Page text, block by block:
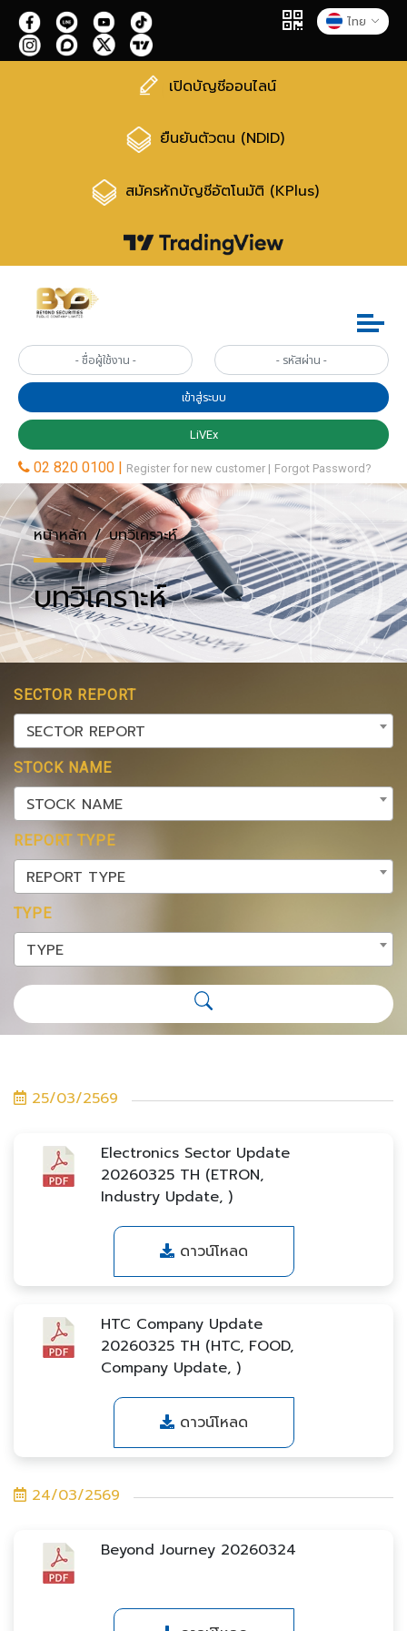
ไทย
เปิดบัญชีออนไลน์
ยืนยันตัวตน (NDID)
สมัครหักบัญชีอัตโนมัติ (KPlus)
หน้าหลัก บทวิเคราะห์
บทวิเคราะห์
SECTOR REPORT
SECTOR REPORT
STOCK NAME
STOCK NAME
REPORT TYPE
REPORT TYPE
TYPE
TYPE
25/03/2569
Electronics Sector Update
20260325 TH (ETRON,
Industry Update, )
ดาวน์โหลด
HTC Company Update
20260325 TH (HTC, FOOD,
Company Update, )
ดาวน์โหลด
24/03/2569
Beyond Journey 20260324